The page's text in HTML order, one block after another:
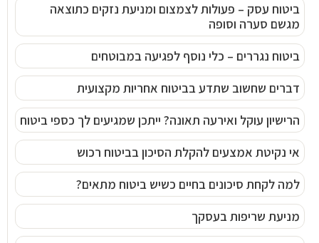
ביטוח עסק – פעולות לצמצום ומניעת נזקים כתוצאה
מגשם סערה וסופה
ביטוח נגררים – כלי נוסף לפגיעה במבוטחים
דברים שחשוב שתדע בביטוח אחריות מקצועית
הרישיון עוקל ואירעה תאונה? ייתכן שמגיעים לך כספי ביטוח
אי נקיטת אמצעים להקלת הסיכון בביטוח רכוש
למה לקחת סיכונים בחיים כשיש ביטוח מתאים?
מניעת שריפות בעסקך